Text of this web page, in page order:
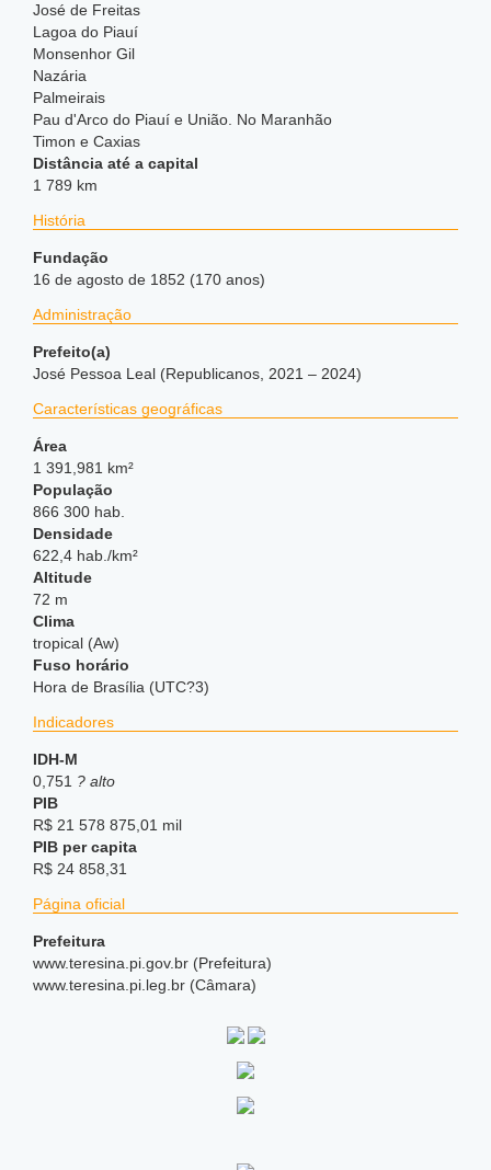
José de Freitas
Lagoa do Piauí
Monsenhor Gil
Nazária
Palmeirais
Pau d'Arco do Piauí e União. No Maranhão
Timon e Caxias
Distância até a capital
1 789 km
História
Fundação
16 de agosto de 1852 (170 anos)
Administração
Prefeito(a)
José Pessoa Leal (Republicanos, 2021 – 2024)
Características geográficas
Área
1 391,981 km²
População
866 300 hab.
Densidade
622,4 hab./km²
Altitude
72 m
Clima
tropical (Aw)
Fuso horário
Hora de Brasília (UTC?3)
Indicadores
IDH-M
0,751 ? alto
PIB
R$ 21 578 875,01 mil
PIB per capita
R$ 24 858,31
Página oficial
Prefeitura
www.teresina.pi.gov.br (Prefeitura)
www.teresina.pi.leg.br (Câmara)